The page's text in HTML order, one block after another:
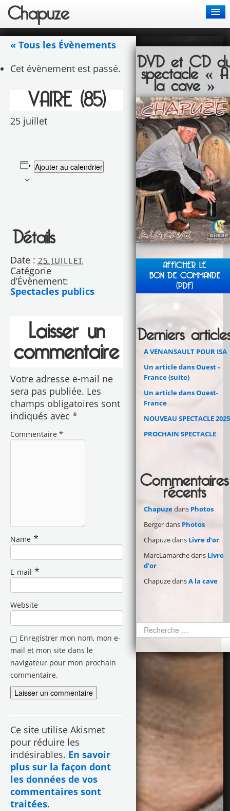
Chapuze
Actus
Chansons
Spectacles
Bon de commande
« Tous les Évènements
Cet évènement est passé.
VAIRE (85)
25 juillet
Ajouter au calendrier
Détails
Date : 25 JUILLET
Catégorie
d’Évènement:
Spectacles publics
Laisser un
commentaire
Votre adresse e-mail ne
sera pas publiée. Les
champs obligatoires sont
indiqués avec *
Commentaire *
Name *
E-mail *
Website
Enregistrer mon nom, mon e-
mail et mon site dans le
navigateur pour mon prochain
commentaire.
Ce site utilise Akismet
pour réduire les
indésirables. En savoir
plus sur la façon dont
les données de vos
commentaires sont
traitées.
DVD et CD
spectacle « A
la cave »
AFFICHER LE
BON DE COMMANDE
(PDF)
Derniers
A VENANSAULT POUR ISA
Un article dans Ouest -
France (suite)
Un article dans Ouest-
France
NOUVEAU SPECTACLE 2025
PROCHAIN SPECTACLE
Commentaires
récents
Chapuzedans Photos
Bergerdans Photos
Chapuzedans Livre d’or
MarcLamarchedans Livre
d’or
ChapuzedansA la cave